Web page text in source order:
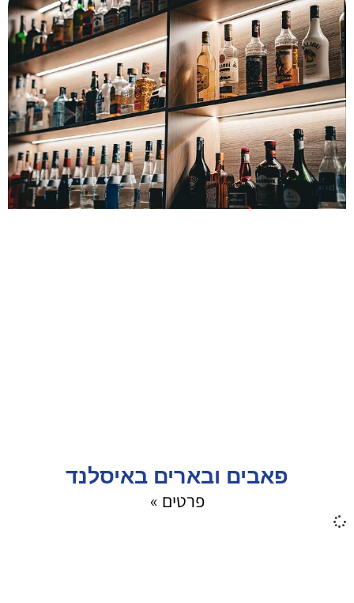
פאבים ובארים באיסלנד
פרטים »